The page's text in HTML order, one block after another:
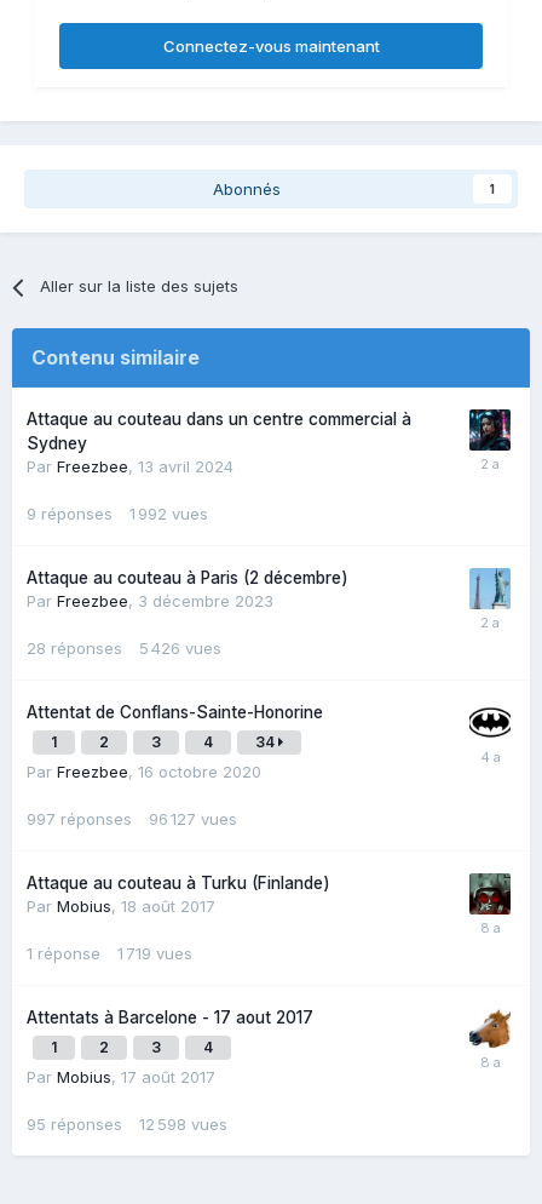
Connectez-vous maintenant
Abonnés 1
Aller sur la liste des sujets
Contenu similaire
Attaque au couteau dans un centre commercial à
Sydney
Par Freezbee, 13 avril 2024
9 réponses 1 992 vues
Attaque au couteau à Paris (2 décembre)
Par Freezbee, 3 décembre 2023
28 réponses 5 426 vues
Attentat de Conflans-Sainte-Honorine
1 2 3 4 34
Par Freezbee, 16 octobre 2020
997 réponses 96 127 vues
Attaque au couteau à Turku (Finlande)
Par Mobius, 18 août 2017
1 réponse 1 719 vues
Attentats à Barcelone - 17 aout 2017
1 2 3 4
Par Mobius, 17 août 2017
95 réponses 12 598 vues